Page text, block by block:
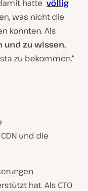
hatte völlig
was nicht die
konnten. Als
und zu wissen,
zu bekommen.“
und die
hat. Als CTO